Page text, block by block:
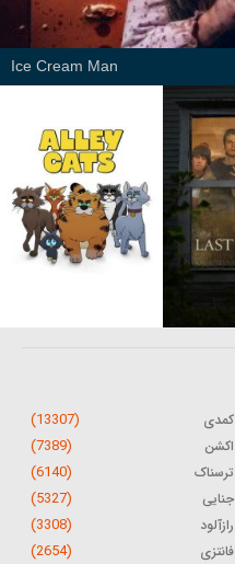
Ice Cream Man
کمدی (13307)
اکشن (7389)
ترسناک (6140)
جنایی (5327)
رازآلود (3308)
فانتزی (2654)